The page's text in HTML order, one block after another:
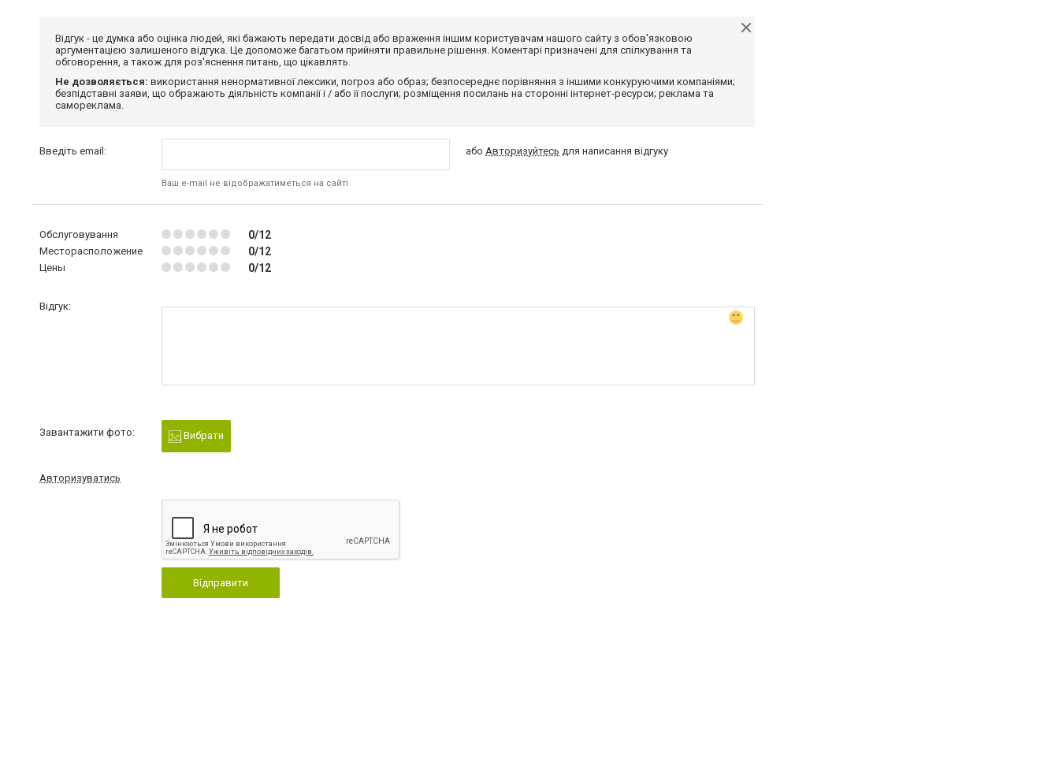
Відгук - це думка або оцінка людей, які бажають передати досвід або враження іншим користувачам нашого сайту з обов'язковою
аргументацією залишеного відгука. Це допоможе багатьом прийняти правильне рішення. Коментарі призначені для спілкування та
обговорення, а також для роз'яснення питань, що цікавлять.
Не дозволяється: використання ненормативної лексики, погроз або образ; безпосереднє порівняння з іншими конкуруючими компаніями;
безпідставні заяви, що ображають діяльність компанії і / або її послуги; розміщення посилань на сторонні інтернет-ресурси; реклама та
самореклама.
Введіть email:
Ваш e-mail не відображатиметься на сайті
абоАвторизуйтесь для написання відгуку
Обслуговування 0/12
Месторасположение 0/12
Цены 0/12
Відгук:
Завантажити фото: Вибрати
Авторизуватись
Відправити